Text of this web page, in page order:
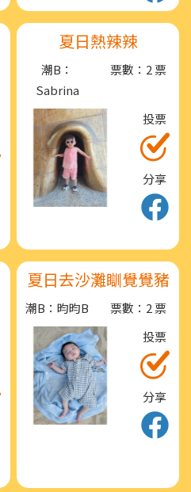
夏日熱辣辣
潮B：
Sabrina
票數：2 票
投票
分享
夏日去沙灘瞓覺覺豬
潮B：昀昀B
票數：2 票
投票
分享